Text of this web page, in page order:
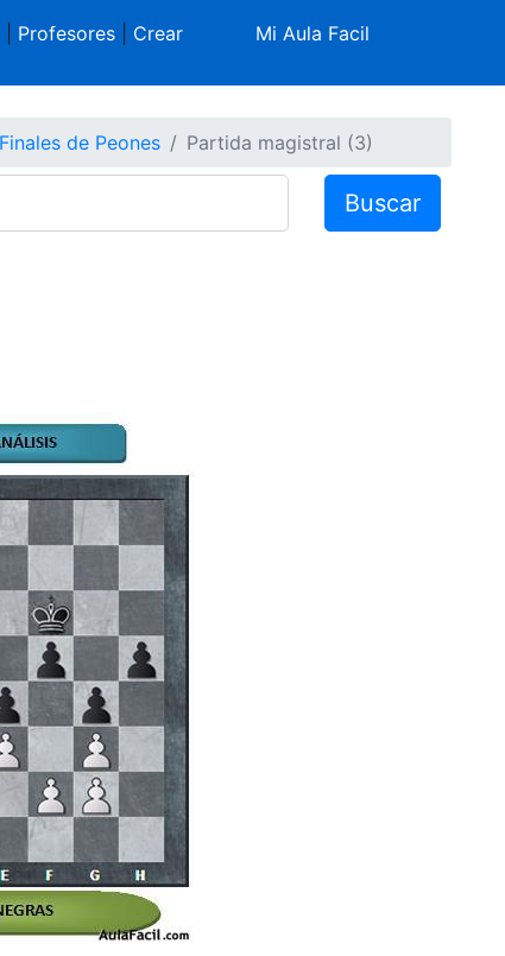
| Profesores| Crear
Mi Aula Facil
de Peones Partida magistral (3)
Buscar